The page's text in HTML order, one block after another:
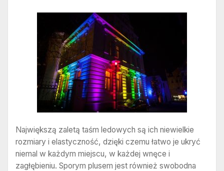
Największą zaletą taśm ledowych są ich niewielkie
rozmiary i elastyczność, dzięki czemu łatwo je ukryć
niemal w każdym miejscu, w każdej wnęce i
zagłębieniu. Sporym plusem jest również swobodna